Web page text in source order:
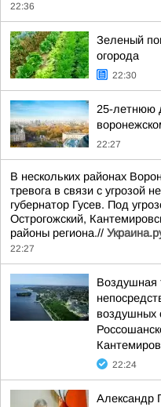
22:36
Зеленый
огорода
22:30
25-летнюю
22:27
В нескольких районах
тревога в связи с угрозой
губернатор Гусев. Под
Острогожский,
районы региона.//
22:27
Воздушная
воздушных
22:24
Александр